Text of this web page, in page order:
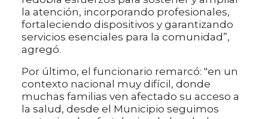
la atención, incorporando profesionales,
fortaleciendo dispositivos y garantizando
servicios esenciales para la comunidad”,
agregó.
Por último, el funcionario remarcó: "en un
contexto nacional muy difícil, donde
muchas familias ven afectado su acceso a
la salud, desde el Municipio seguimos